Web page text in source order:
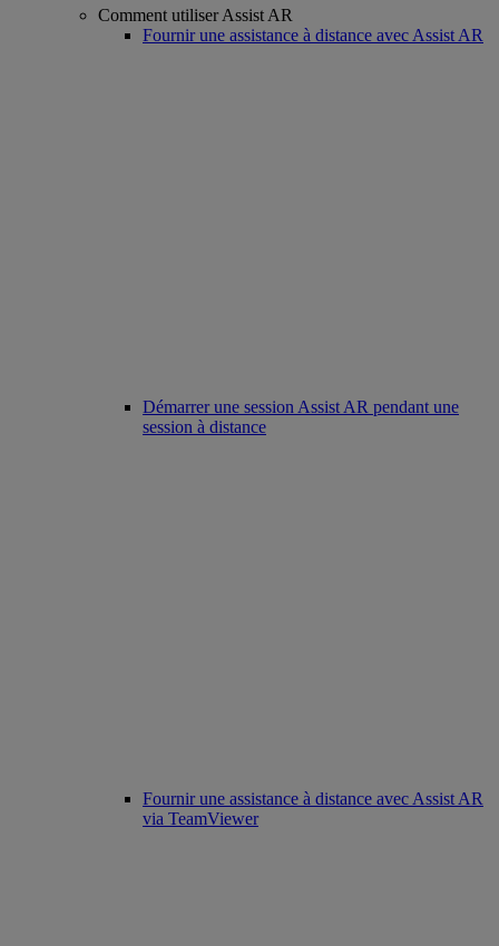
Comment utiliser Assist AR
Fournir une assistance à distance avec Assist AR
Démarrer une session Assist AR pendant une
session à distance
Fournir une assistance à distance avec Assist AR
via TeamViewer